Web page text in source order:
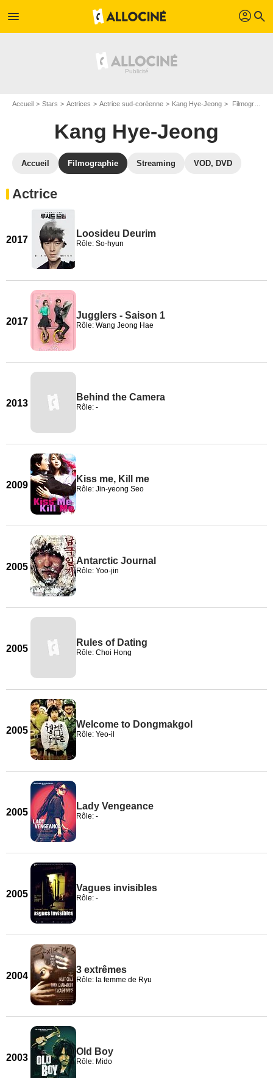
menu profil search
Accueil Stars Actrices Actrice sud-coréenne Kang Hye-Jeong Filmographie Kang Hye-Jeong
Kang Hye-Jeong
Accueil Filmographie Streaming VOD, DVD
Actrice
2017
Loosideu Deurim
Rôle: So-hyun
2017
Jugglers - Saison 1
Rôle: Wang Jeong Hae
2013
Behind the Camera
Rôle: -
2009
Kiss me, Kill me
Rôle: Jin-yeong Seo
2005
Antarctic Journal
Rôle: Yoo-jin
2005
Rules of Dating
Rôle: Choi Hong
2005
Welcome to Dongmakgol
Rôle: Yeo-il
2005
Lady Vengeance
Rôle: -
2005
Vagues invisibles
Rôle: -
2004
3 extrêmes
Rôle: la femme de Ryu
2003
Old Boy
Rôle: Mido